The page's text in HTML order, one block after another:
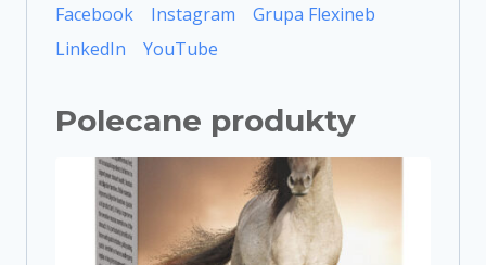
Facebook Instagram
Grupa Flexineb
LinkedIn
YouTube
Polecane produkty